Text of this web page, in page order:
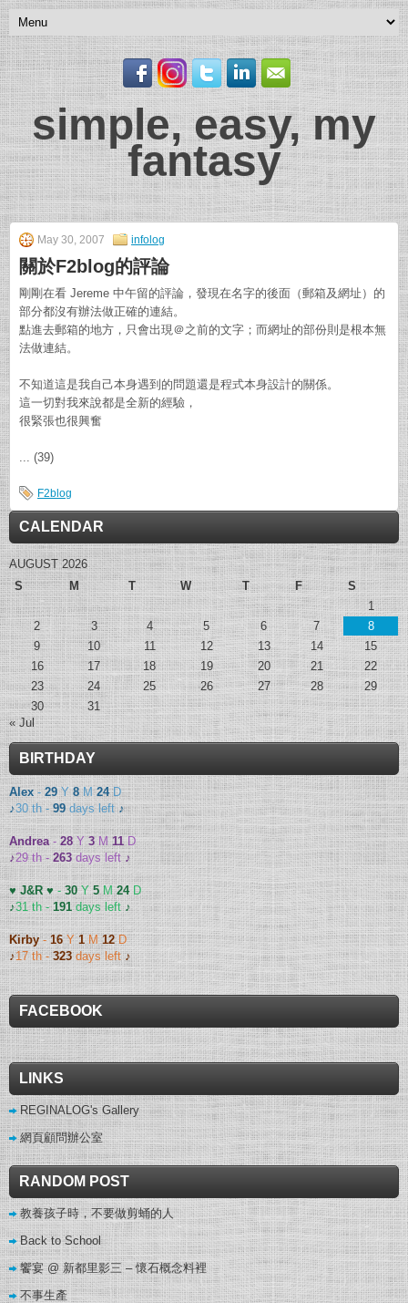
simple, easy, my
fantasy
May 30, 2007 infolog
關於F2blog的評論
剛剛在看 Jereme 中午留的評論，發現在名字的後面（郵箱及網址）的
部分都沒有辦法做正確的連結。
點進去郵箱的地方，只會出現＠之前的文字；而網址的部份則是根本無
法做連結。
不知道這是我自己本身遇到的問題還是程式本身設計的關係。
這一切對我來說都是全新的經驗，
很緊張也很興奮
... (39)
F2blog
CALENDAR
AUGUST 2026
S
M T W T F
S
1
2
3 4 5 6 7
8
9
10 11 12 13 14
15
16
17 18 19 20 21
22
23
24 25 26 27 28
29
30
31
« Jul
BIRTHDAY
Alex -29Y8M24D
♪30 th -99days left♪
Andrea-28Y3M11D
♪29 th -263 days left♪
♥ J&R ♥-30 Y5M24D
♪31 th -191days left♪
Kirby-16Y1M12D
♪17 th -323days left♪
FACEBOOK
LINKS
REGINALOG's Gallery
網頁顧問辦公室
RANDOM POST
教養孩子時，不要做剪蛹的人
Back to School
饗宴 @ 新都里影三 – 懷石概念料裡
不事生產